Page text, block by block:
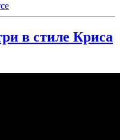
в стиле Криса